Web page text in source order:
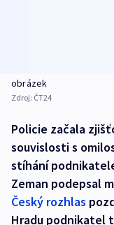
obrázek
Zdroj: ČT24
Policie začala
souvislosti s
stíhání
Zeman podepsal
Český rozhlas
Hradu podnikatel